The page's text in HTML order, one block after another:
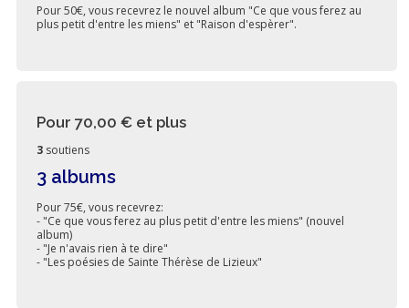
Pour 50€, vous recevrez le nouvel album "Ce que vous ferez au
plus petit d'entre les miens" et "Raison d'espèrer".
Pour 70,00 € et plus
3 soutiens
3 albums
Pour 75€, vous recevrez:
- "Ce que vous ferez au plus petit d'entre les miens" (nouvel
album)
- "Je n'avais rien à te dire"
- "Les poésies de Sainte Thérèse de Lizieux"